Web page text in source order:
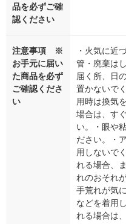
品を必ずご確
認ください
注意事項 ※
お手元に届い
た商品を必ず
ご確認くださ
い
・火気に近
管・廃棄は
届く所、日
置かないで
用時は換気
場合は、す
い。・眼や
ださい。・
用しないで
れる場合、
れのおそれ
手荒れが気
などを着用
れる場合は